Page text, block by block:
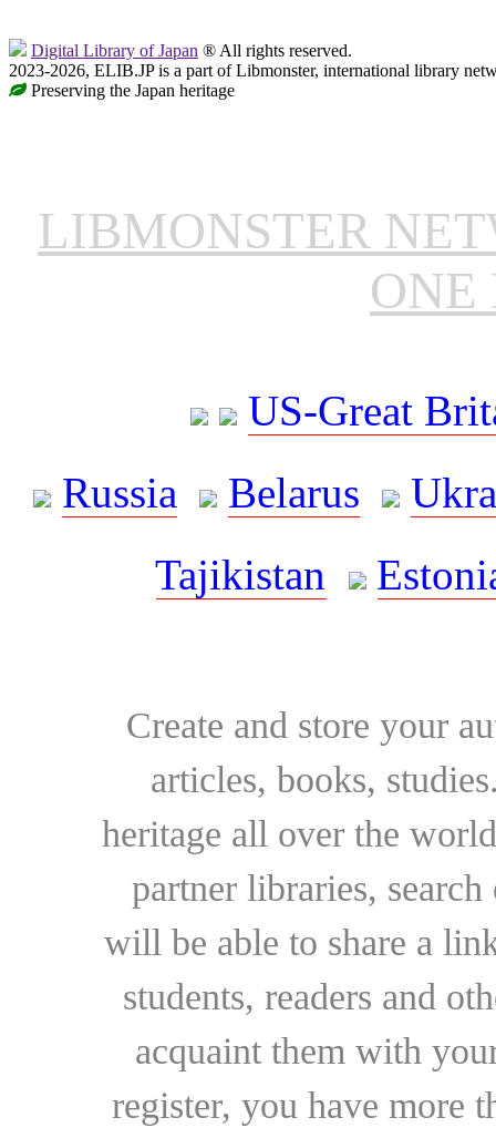
Digital Library of Japan ® All rights reserved.
2023-2026, ELIB.JP is a part of Libmonster, international library
Preserving the Japan heritage
LIBMONSTER
ONE
US-Great
Russia
Belarus
Tajikistan
Create and store your
articles, books,
heritage all over the
partner libraries,
will be able to share a
students, readers and
acquaint them with
register, you have more